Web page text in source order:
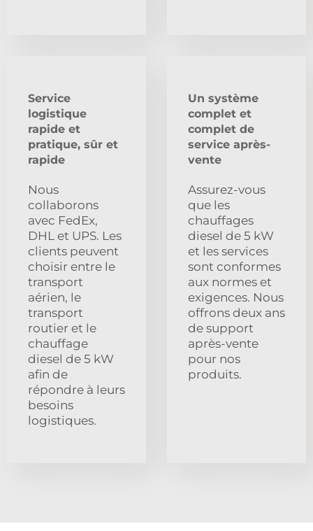
Service
logistique
rapide et
pratique, sûr et
rapide
Nous
collaborons
avec FedEx,
DHL et UPS. Les
clients peuvent
choisir entre le
transport
aérien, le
transport
routier et le
chauffage
diesel de 5 kW
afin de
répondre à leurs
besoins
logistiques.
Un système
complet et
complet de
service après-
vente
Assurez-vous
que les
chauffages
diesel de 5 kW
et les services
sont conformes
aux normes et
exigences. Nous
offrons deux ans
de support
après-vente
pour nos
produits.